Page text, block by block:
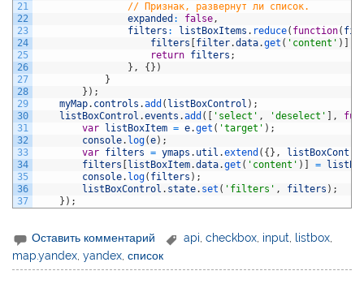
21
22
23
24
25
26
27
28
29
30
31
32
33
34
35
36
37
// Признак, развернут ли список.
expanded : false,
filters : listBoxItems . reduce( function(
filters
filter.data.get ( 'content' )
return filters ;
} , { } )
}
} ) ;
myMap. controls .add ( listBoxControl ) ;
listBoxControl .events .add ( 'select' , 'deselect' ,
var
listBoxItem = e.get ( 'target' ) ;
console. log(e) ;
var filters = ymaps . util .extend ( { } ,
filters
listBoxItem.data.get ( 'content' ) =
console. log( filters ) ;
listBoxControl . state. set ( 'filters' , filters ) ;
} ) ;
Оставить комментарий api ,checkbox input listbox
map.yandex ,yandex ,список